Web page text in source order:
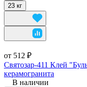
23 кг
от 512 ₽
Святозар-411 Клей
керамогранита
В наличии